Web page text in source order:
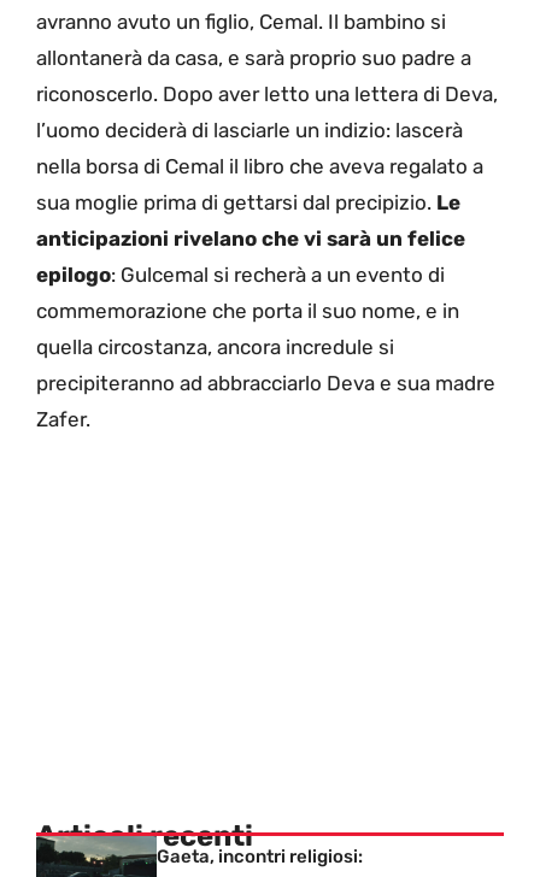
avranno avuto un figlio, Cemal. Il bambino si
allontanerà da casa, e sarà proprio suo padre a
riconoscerlo. Dopo aver letto una lettera di Deva,
l’uomo deciderà di lasciarle un indizio: lascerà
nella borsa di Cemal il libro che aveva regalato a
sua moglie prima di gettarsi dal precipizio. Le
anticipazioni rivelano che vi sarà un felice
epilogo: Gulcemal si recherà a un evento di
commemorazione che porta il suo nome, e in
quella circostanza, ancora incredule si
precipiteranno ad abbracciarlo Deva e sua madre
Zafer.
Articoli recenti
Gaeta, incontri religiosi: